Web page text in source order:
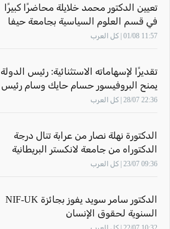
تعيين الدكتور محمد خلايلة محاضرًا كبيرًا
في قسم العلوم السياسية بجامعة حيفا
11:57 01/08 | كل العرب
تقديرًا لإسهاماته الاستثنائية: رئيس الدولة
يمنح البروفيسور حسام حايك وسام رئيس
الدولة
22:36 28/07 | كل العرب
الدكتورة نهلة نصار من عرابة تنال درجة
الدكتوراه من جامعة لانكستر البريطانية
09:36 23/07 | كل العرب
الدكتور سامر سويد يفوز بجائزة NIF-UK
السنوية لحقوق الإنسان